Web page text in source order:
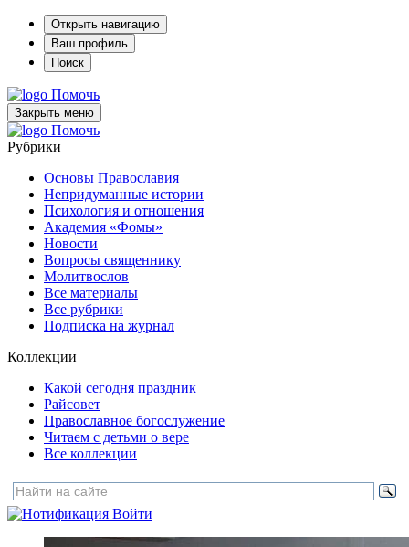
Открыть навигацию
Ваш профиль
Поиск
Помочь
Закрыть меню
Помочь
Рубрики
Основы Православия
Непридуманные истории
Психология и отношения
Академия «Фомы»
Новости
Вопросы священнику
Молитвослов
Все материалы
Все рубрики
Подписка на журнал
Коллекции
Какой сегодня праздник
Райсовет
Православное богослужение
Читаем с детьми о вере
Все коллекции
Войти